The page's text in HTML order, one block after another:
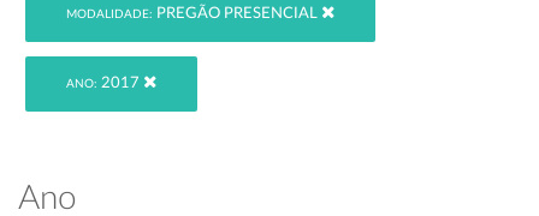
MODALIDADE: PREGÃO PRESENCIAL
ANO: 2017
Ano